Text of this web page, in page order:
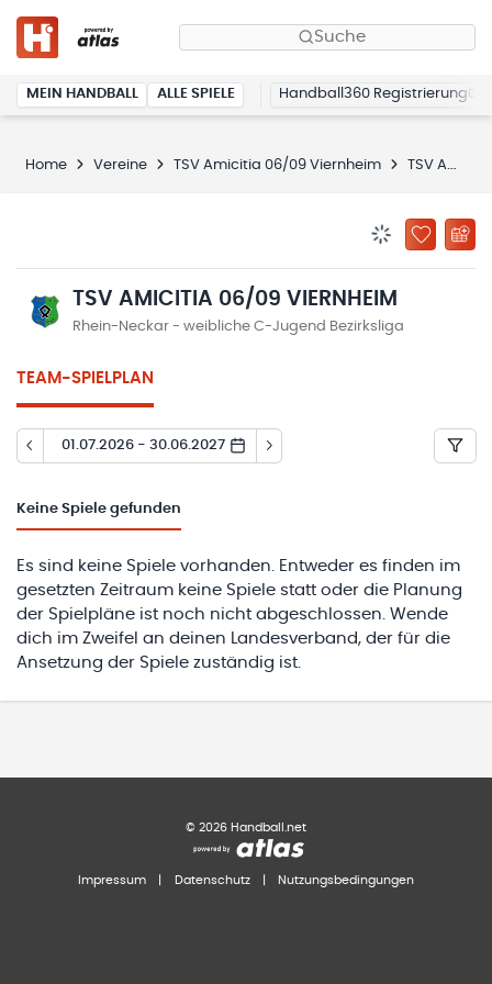
Suche
MEIN HANDBALL ALLE SPIELE Handball360 Registrierung
Home Vereine TSV Amicitia 06/09 Viernheim TSV Amicitia 06/09 Viernheim
ZU
TSV AMICITIA 06/09 VIERNHEIM
Rhein-Neckar - weibliche C-Jugend Bezirksliga
TEAM-SPIELPLAN
01.07.2026 - 30.06.2027
Keine Spiele gefunden
Es sind keine Spiele vorhanden. Entweder es finden im
gesetzten Zeitraum keine Spiele statt oder die Planung
der Spielpläne ist noch nicht abgeschlossen. Wende
dich im Zweifel an deinen Landesverband, der für die
Ansetzung der Spiele zuständig ist.
© 2026 Handball.net
Impressum Datenschutz Nutzungsbedingungen